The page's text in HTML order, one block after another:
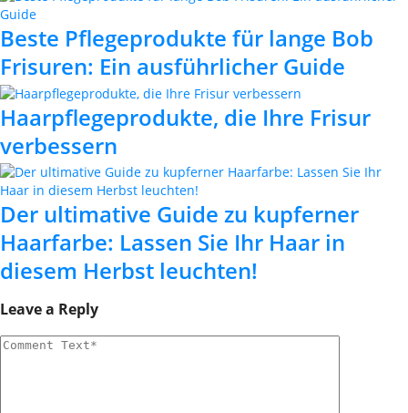
Beste Pflegeprodukte für lange Bob
Frisuren: Ein ausführlicher Guide
Haarpflegeprodukte, die Ihre Frisur
verbessern
Der ultimative Guide zu kupferner
Haarfarbe: Lassen Sie Ihr Haar in
diesem Herbst leuchten!
Leave a Reply